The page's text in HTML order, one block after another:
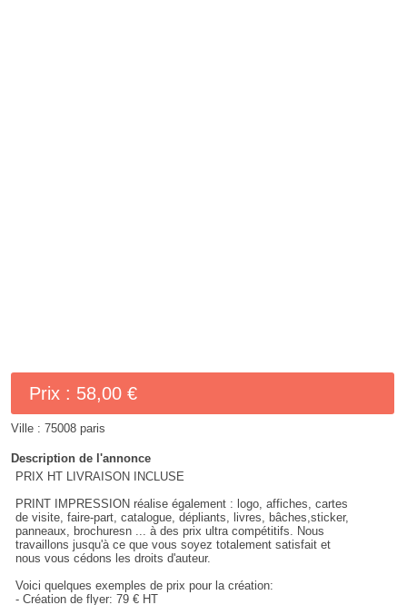
Prix : 58,00 €
Ville :75008 paris
Description de l'annonce
PRIX HT LIVRAISON INCLUSE
PRINT IMPRESSION réalise également : logo, affiches, cartes
de visite, faire-part, catalogue, dépliants, livres, bâches,sticker,
panneaux, brochuresn ... à des prix ultra compétitifs. Nous
travaillons jusqu'à ce que vous soyez totalement satisfait et
nous vous cédons les droits d'auteur.
Voici quelques exemples de prix pour la création:
- Création de flyer: 79 € HT